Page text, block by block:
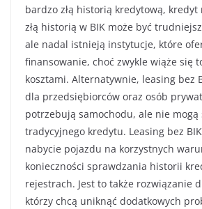
bardzo złą historią kredytową, kredyt
złą historią w BIK może być
ale nadal istnieją instytucje, które
finansowanie, choć zwykle wiąże się
kosztami. Alternatywnie, leasing bez
dla przedsiębiorców oraz osób
potrzebują samochodu, ale nie mogą
tradycyjnego kredytu. Leasing bez
nabycie pojazdu na korzystnych
konieczności sprawdzania historii
rejestrach. Jest to także rozwiązanie
którzy chcą uniknąć dodatkowych